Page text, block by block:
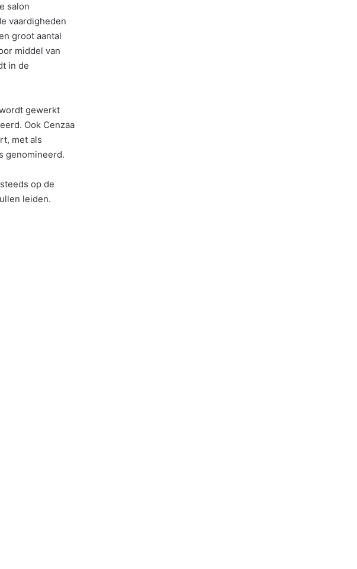
salon
vaardigheden
groot aantal
middel van
in de
gewerkt
Ook Cenzaa
met als
genomineerd.
op de
leiden.